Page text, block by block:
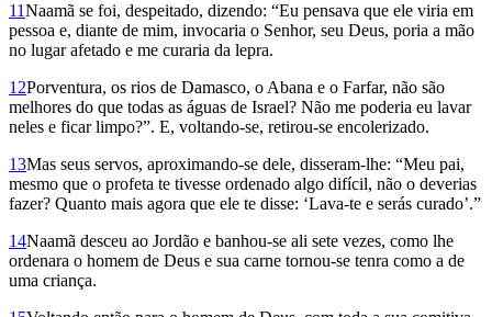
11Naamã se foi, despeitado, dizendo: “Eu pensava que ele viria em
pessoa e, diante de mim, invocaria o Senhor, seu Deus, poria a mão
no lugar afetado e me curaria da lepra.
12Porventura, os rios de Damasco, o Abana e o Farfar, não são
melhores do que todas as águas de Israel? Não me poderia eu lavar
neles e ficar limpo?”. E, voltando-se, retirou-se encolerizado.
13Mas seus servos, aproximando-se dele, disseram-lhe: “Meu pai,
mesmo que o profeta te tivesse ordenado algo difícil, não o deverias
fazer? Quanto mais agora que ele te disse: ‘Lava-te e serás curado’.”
14Naamã desceu ao Jordão e banhou-se ali sete vezes, como lhe
ordenara o homem de Deus e sua carne tornou-se tenra como a de
uma criança.